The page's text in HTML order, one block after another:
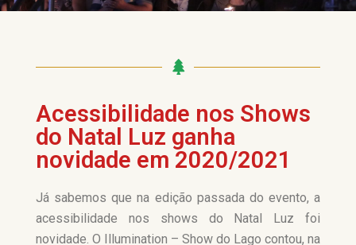
Acessibilidade nos Shows
do Natal Luz ganha
novidade em 2020/2021
Já sabemos que na edição passada do evento, a
acessibilidade nos shows do Natal Luz foi
novidade. O Illumination – Show do Lago contou, na